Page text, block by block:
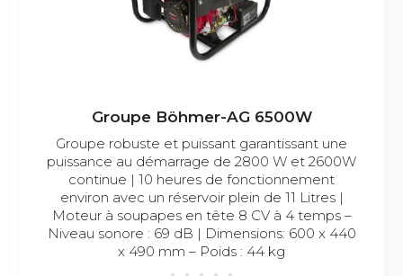
Groupe Böhmer-AG 6500W
Groupe robuste et puissant garantissant une
puissance au démarrage de 2800 W et 2600W
continue | 10 heures de fonctionnement
environ avec un réservoir plein de 11 Litres |
Moteur à soupapes en tête 8 CV à 4 temps –
Niveau sonore : 69 dB | Dimensions: 600 x 440
x 490 mm – Poids : 44 kg